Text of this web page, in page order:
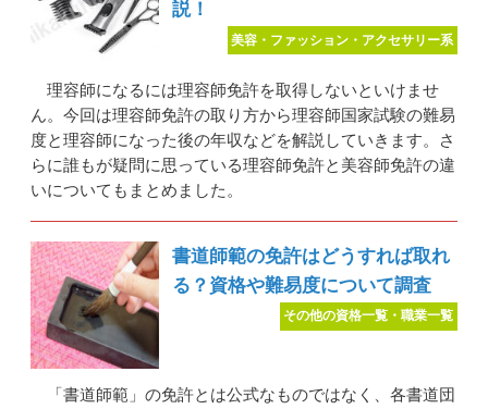
説！
美容・ファッション・アクセサリー系
理容師になるには理容師免許を取得しないといけませ
ん。今回は理容師免許の取り方から理容師国家試験の難易
度と理容師になった後の年収などを解説していきます。さ
らに誰もが疑問に思っている理容師免許と美容師免許の違
いについてもまとめました。
書道師範の免許はどうすれば取れ
る？資格や難易度について調査
その他の資格一覧・職業一覧
「書道師範」の免許とは公式なものではなく、各書道団